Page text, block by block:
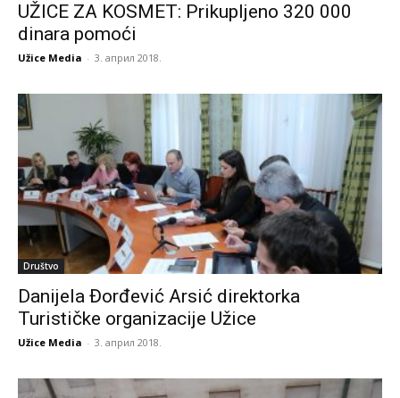
UŽICE ZA KOSMET: Prikupljeno 320 000
dinara pomoći
Užice Media - 3. април 2018.
Društvo
Danijela Đorđević Arsić direktorka
Turističke organizacije Užice
Užice Media - 3. април 2018.